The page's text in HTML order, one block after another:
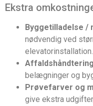
Ekstra
Byggetilladelse /
nødvendig ved
elevatorinstallation.
belægninger og
Prøvefarver og
give ekstra